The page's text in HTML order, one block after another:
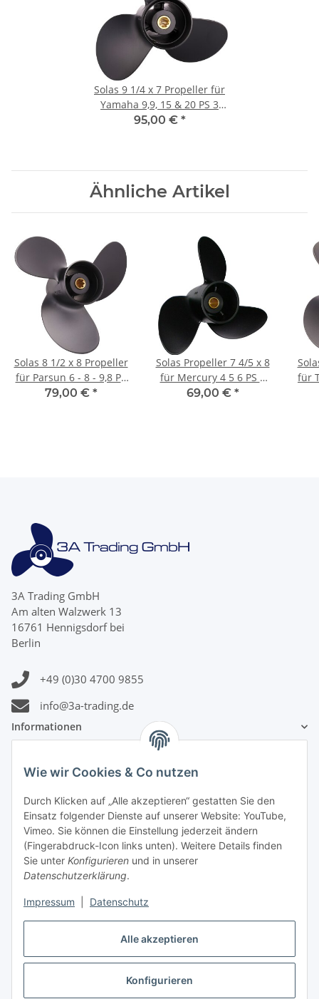
Alle akzeptieren
Konfigurieren
Wie wir Cookies & Co nutzen
Durch Klicken auf „Alle akzeptieren“ gestatten Sie den
Einsatz folgender Dienste auf unserer Website: YouTube,
Vimeo. Sie können die Einstellung jederzeit ändern
(Fingerabdruck-Icon links unten). Weitere Details finden
Sie unter Konfigurieren und in unserer
Datenschutzerklärung.
Impressum Datenschutz
Solas 9 1/4 x 7 Propeller für
Yamaha 9,9, 15 & 20 PS 3
Blatt mit 8 Zähnen
95,00 € *
Ähnliche Artikel
Solas 8 1/2 x 8 Propeller
für Parsun 6 - 8 - 9,8 PS
3 Blatt 7 Zähne
79,00 € *
Solas Propeller 7 4/5 x 8
für Mercury 4 5 6 PS 3
Blatt mit 12 Zähnen
69,00 € *
für
3A Trading GmbH
Am alten Walzwerk 13
16761 Hennigsdorf bei
Berlin
+49 (0)30 4700 9855
info@3a-trading.de
Informationen
Gesetzliche Informationen
Zahlungsinformationen
Versandinformationen